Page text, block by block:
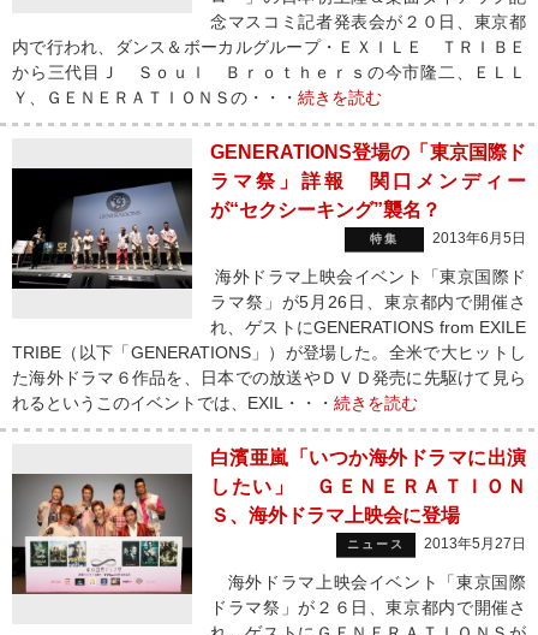
念マスコミ記者発表会が２０日、東京都
内で行われ、ダンス＆ボーカルグループ・ＥＸＩＬＥ ＴＲＩＢＥ
から三代目Ｊ Ｓｏｕｌ Ｂｒｏｔｈｅｒｓの今市隆二、ＥＬＬ
Ｙ、ＧＥＮＥＲＡＴＩＯＮＳの・・・ 続きを読む
GENERATIONS登場の「東京国際ド
ラマ祭」詳報 関口メンディー
が“セクシーキング”襲名？
特集 2013年6月5日
海外ドラマ上映会イベント「東京国際ド
ラマ祭」が5月26日、東京都内で開催さ
れ、ゲストにGENERATIONS from EXILE
TRIBE（以下「GENERATIONS」）が登場した。全米で大ヒットし
た海外ドラマ６作品を、日本での放送やＤＶＤ発売に先駆けて見ら
れるというこのイベントでは、EXIL・・・ 続きを読む
白濱亜嵐「いつか海外ドラマに出演
したい」 ＧＥＮＥＲＡＴＩＯＮ
Ｓ、海外ドラマ上映会に登場
ニュース 2013年5月27日
海外ドラマ上映会イベント「東京国際
ドラマ祭」が２６日、東京都内で開催さ